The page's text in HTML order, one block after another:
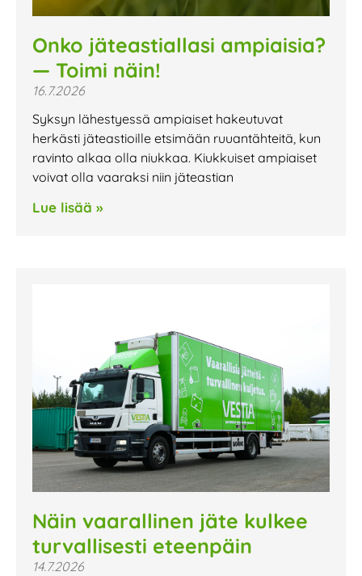
Onko jäteastiallasi ampiaisia?
— Toimi näin!
16.7.2026
Syksyn lähestyessä ampiaiset hakeutuvat
herkästi jäteastioille etsimään ruuantähteitä, kun
ravinto alkaa olla niukkaa. Kiukkuiset ampiaiset
voivat olla vaaraksi niin jäteastian
Lue lisää »
Näin vaarallinen jäte kulkee
turvallisesti eteenpäin
14.7.2026